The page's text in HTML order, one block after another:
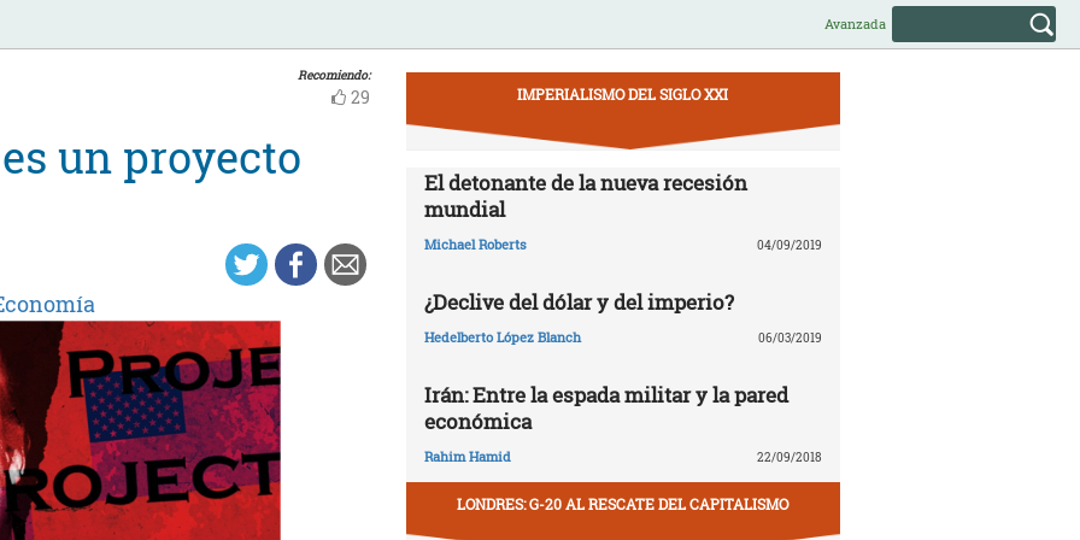
Avanzada
Recomiendo:
29
un proyecto
IMPERIALISMO DEL SIGLO XXI
El detonante de la nueva recesión
mundial
Michael Roberts 04/09/2019
¿Declive del dólar y del imperio?
Hedelberto López Blanch 06/03/2019
Irán: Entre la espada militar y la pared
económica
Rahim Hamid 22/09/2018
LONDRES: G-20 AL RESCATE DEL CAPITALISMO